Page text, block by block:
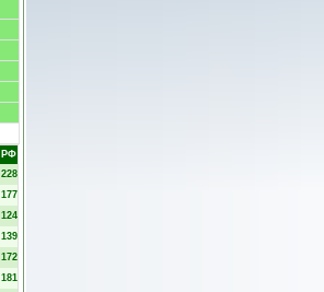
РФ
228
177
124
139
172
181